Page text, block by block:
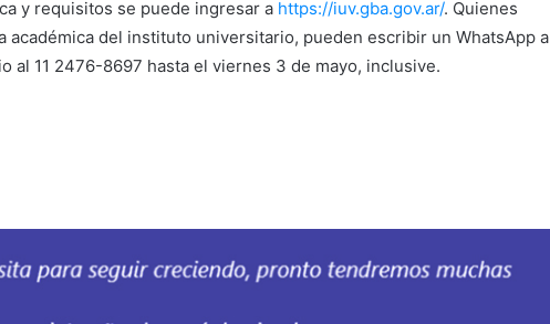
y requisitos se puede ingresar a https://iuv.gba.gov.ar/. Quienes
del instituto universitario, pueden escribir un WhatsApp a
al 11 2476-8697 hasta el viernes 3 de mayo, inclusive.